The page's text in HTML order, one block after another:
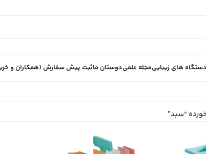
دستگاه های زیباییمجله علمیدوستان ماثبت پیش سفارش (همکاران و
“سبد”